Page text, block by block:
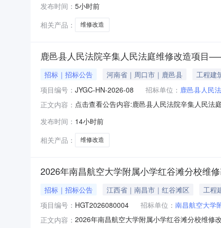
详见附件中的合同文件八、联系方式1、采购
发布时间： 5小时前
相关产品：
维修改造
鹿邑县人民法院辛集人民法庭维修改造项目
招标｜招标公告 河南省｜周口市｜鹿邑县
工程建
项目编号： JYGC-HN-2026-08 招标单位： 鹿邑县人民
正文内容： 点击查看公告内容:鹿邑县人民法院辛集人民
发布时间： 14小时前
相关产品：
维修改造
2026年南昌航空大学附属小学红谷滩分校维
招标｜招标公告 江西省｜南昌市｜红谷滩区
工程
项目编号： HGT2026080004 招标单位： 南昌航空大学
正文内容： 2026年南昌航空大学附属小学红谷滩分校维修